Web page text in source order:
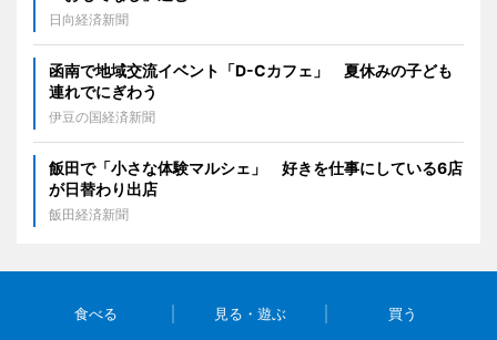
日向経済新聞
函南で地域交流イベント「D-Cカフェ」 夏休みの子ども
連れでにぎわう
伊豆の国経済新聞
飯田で「小さな体験マルシェ」 好きを仕事にしている6店
が日替わり出店
飯田経済新聞
食べる 見る・遊ぶ 買う